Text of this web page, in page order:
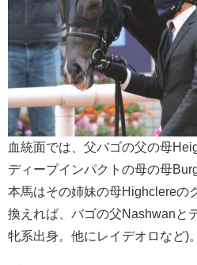
血統面では、父バゴの父の母
ディープインパクトの母の母
本馬はその姉妹の母Highclereの
換えれば、バゴの父Nashwanと
牝系出身。他にレイデオロなど)。